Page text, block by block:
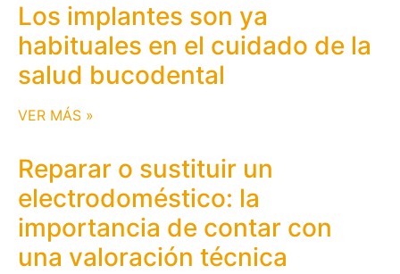
Los implantes son ya
habituales en el cuidado de la
salud bucodental
VER MÁS »
Reparar o sustituir un
electrodoméstico: la
importancia de contar con
una valoración técnica